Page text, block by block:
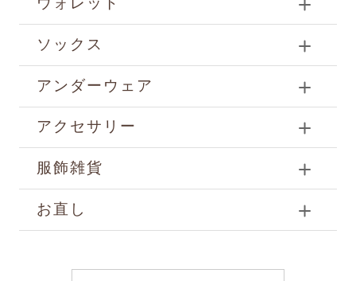
ソックス
アンダーウェア
アクセサリー
服飾雑貨
お直し